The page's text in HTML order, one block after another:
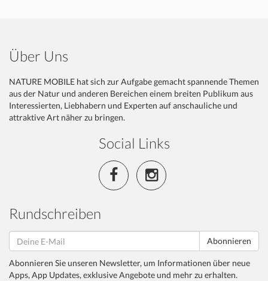
Über Uns
NATURE MOBILE hat sich zur Aufgabe gemacht spannende Themen
aus der Natur und anderen Bereichen einem breiten Publikum aus
Interessierten, Liebhabern und Experten auf anschauliche und
attraktive Art näher zu bringen.
Social Links
Rundschreiben
Abonnieren
Abonnieren Sie unseren Newsletter, um Informationen über neue
Apps, App Updates, exklusive Angebote und mehr zu erhalten.